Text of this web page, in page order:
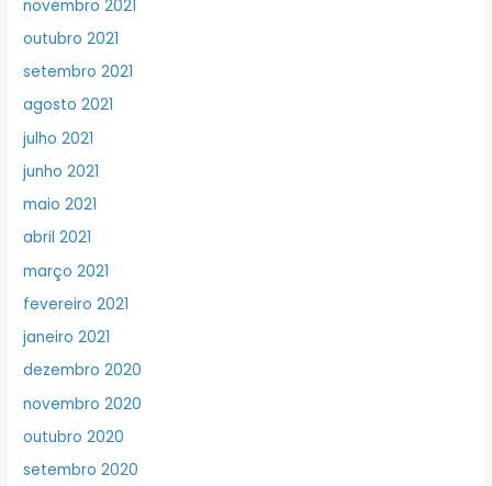
novembro 2021
outubro 2021
setembro 2021
agosto 2021
julho 2021
junho 2021
maio 2021
abril 2021
março 2021
fevereiro 2021
janeiro 2021
dezembro 2020
novembro 2020
outubro 2020
setembro 2020